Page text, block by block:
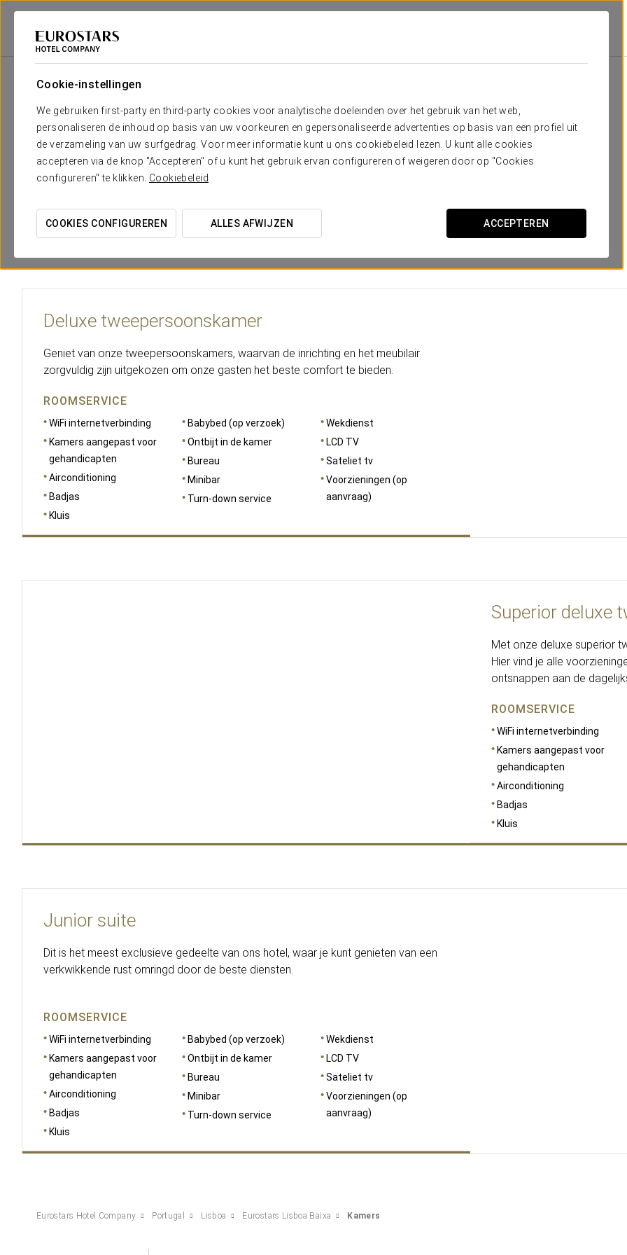
Cookie-instellingen
We gebruiken first-party en third-party cookies voor analytische doeleinden over het gebruik van het web,
personaliseren de inhoud op basis van uw voorkeuren en gepersonaliseerde advertenties op basis van een profiel uit
de verzameling van uw surfgedrag. Voor meer informatie kunt u ons cookiebeleid lezen. U kunt alle cookies
accepteren via de knop "Accepteren" of u kunt het gebruik ervan configureren of weigeren door op "Cookies
configureren" te klikken. Cookiebeleid
COOKIES CONFIGUREREN ALLES AFWIJZEN ACCEPTEREN
Eurostars Hotel Company
Het comfort en de rust die je nodig hebt
De 57 kamers van het Eurostars Lisboa Baixa zijn ruim en geïnspireerd door het karakter en de identiteit van
Lissabon, met foto’s van de stad die elke kamer versieren.
De blauwe tinten zijn geïnspireerd opPortugese tegels
Elke kamer beschikt ook over exclusieve diensten, zoals een Bluetooth-geluidssysteem of domotica-verlichting,
Deluxe tweepersoonskamer
Geniet van onze tweepersoonskamers, waarvan de inrichting en het meubilair
zorgvuldig zijn uitgekozen om onze gasten het beste comfort te bieden.
ROOMSERVICE
WiFi internetverbinding
Kamers aangepast voor
gehandicapten
Airconditioning
Badjas
Kluis
Babybed (op verzoek)
Ontbijt in de kamer
Bureau
Minibar
Turn-down service
Wekdienst
LCD TV
Sateliet tv
Voorzieningen (op
aanvraag)
Superior deluxe
Met onze deluxe superior
Hier vind je alle
ontsnappen aan de
ROOMSERVICE
WiFi internetverbinding
Kamers aangepast voor
gehandicapten
Airconditioning
Badjas
Kluis
Junior suite
Dit is het meest exclusieve gedeelte van ons hotel, waar je kunt genieten van een
verkwikkende rust omringd door de beste diensten.
ROOMSERVICE
WiFi internetverbinding
Kamers aangepast voor
gehandicapten
Airconditioning
Badjas
Kluis
Babybed (op verzoek)
Ontbijt in de kamer
Bureau
Minibar
Turn-down service
Wekdienst
LCD TV
Sateliet tv
Voorzieningen (op
aanvraag)
Eurostars Hotel Company Portugal Lisboa Eurostars Lisboa Baixa Kamers